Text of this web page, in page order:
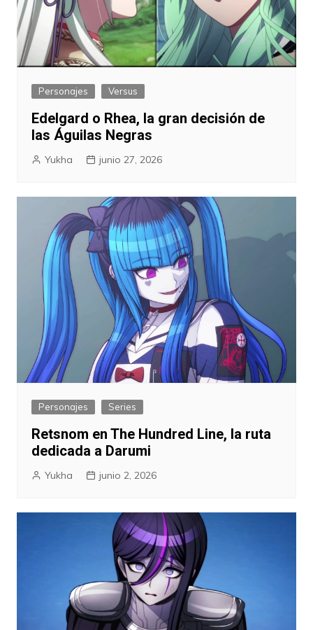
Personajes Versus
Edelgard o Rhea, la gran decisión de
las Águilas Negras
Yukha junio 27, 2026
Personajes Series
Retsnom en The Hundred Line, la ruta
dedicada a Darumi
Yukha junio 2, 2026